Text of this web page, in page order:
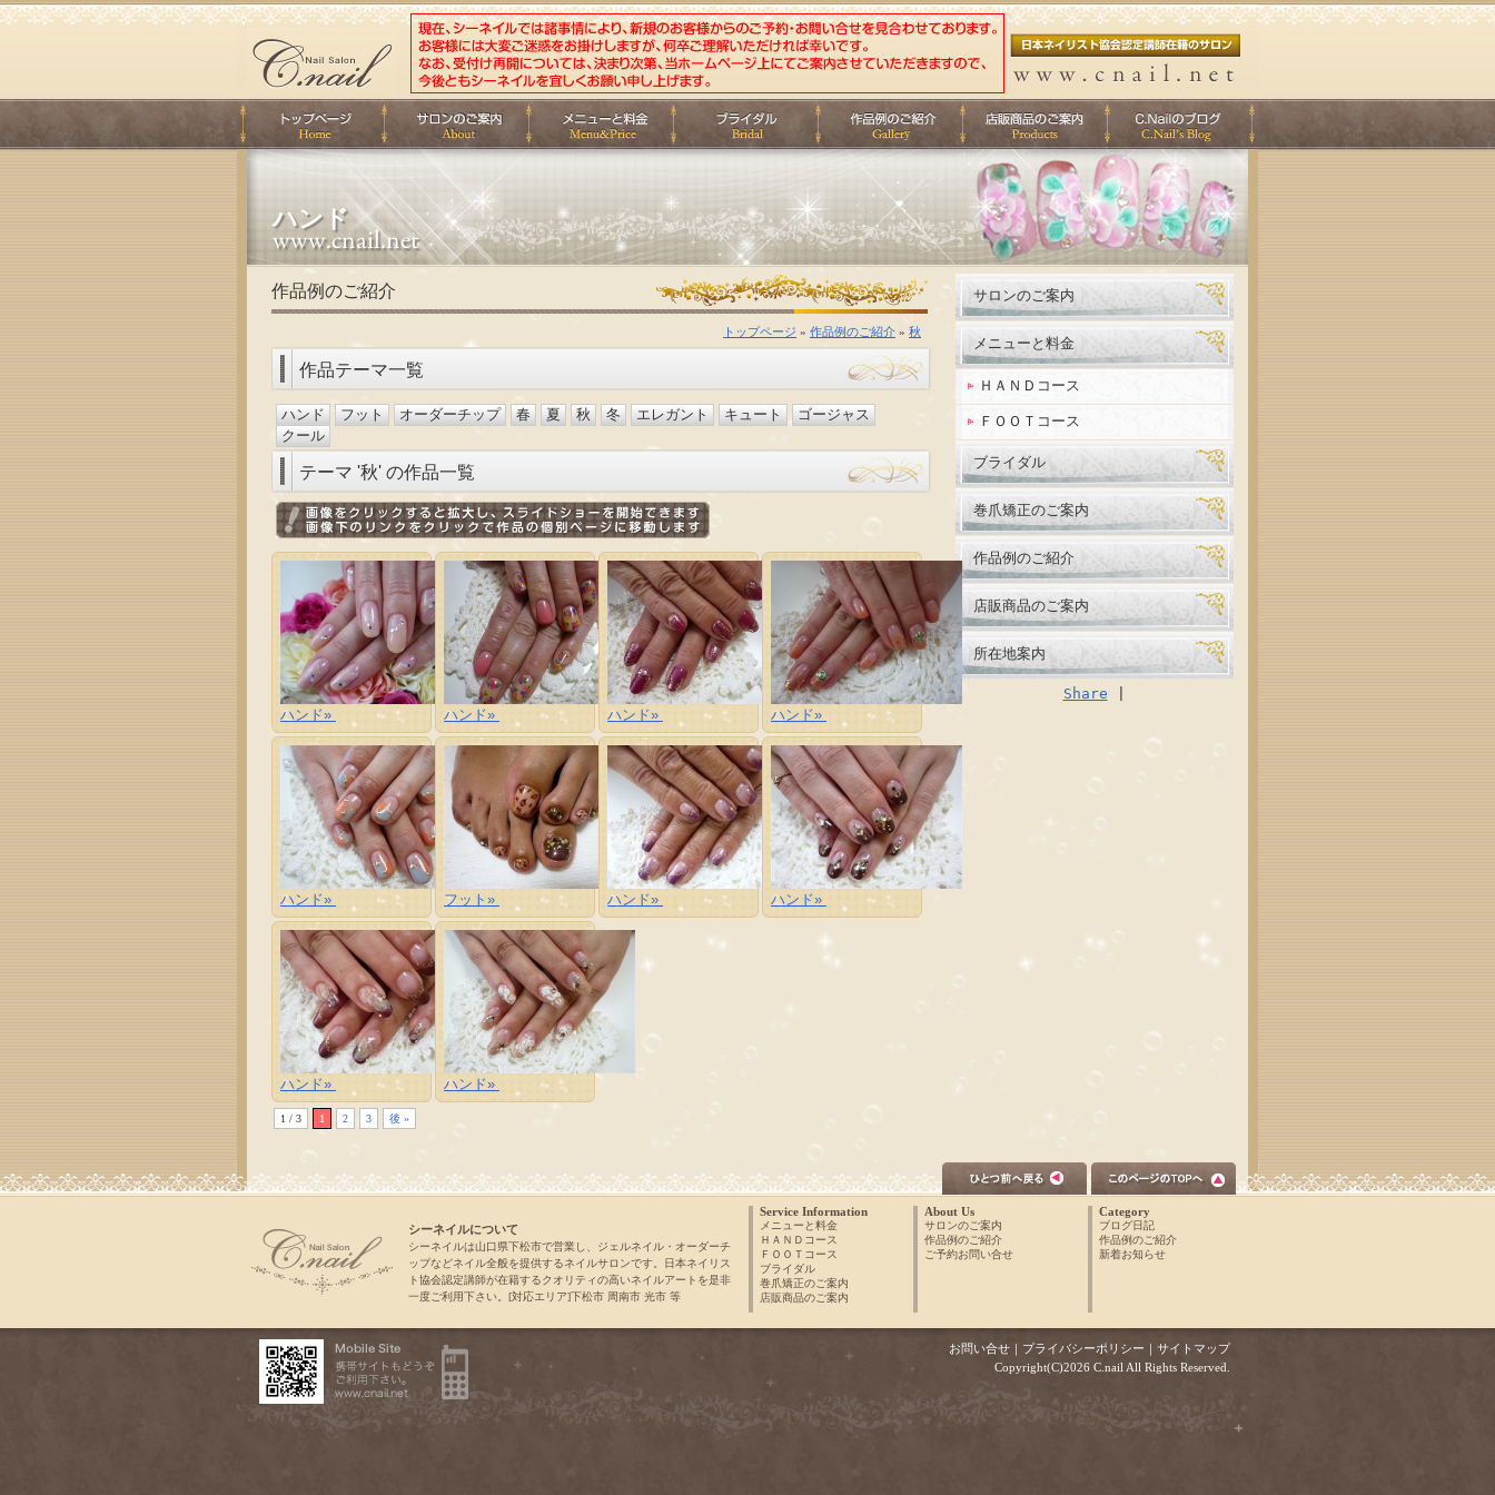
ハンド
サロンのご案内
メニューと料金
ＨＡＮＤコース
ＦＯＯＴコース
ブライダル
巻爪矯正のご案内
作品例のご紹介
店販商品のご案内
所在地案内
Share
作品例のご紹介
トップページ » 作品例のご紹介 » 秋
作品テーマ一覧
ハンド フット オーダーチップ 春 夏 秋 冬 エレガント キュート
ゴージャス
クール
テーマ '秋' の作品一覧
ハンド» ハンド» ハンド» ハンド»
ハンド» フット» ハンド» ハンド»
ハンド» ハンド»
1 / 3 1 2 3 後 »
シーネイルについて
シーネイルは山口県下松市で営業し、ジェルネイル・オーダーチ
ップなどネイル全般を提供するネイルサロンです。日本ネイリス
ト協会認定講師が在籍するクオリティの高いネイルアートを是非
一度ご利用下さい。[対応エリア]下松市 周南市 光市 等
Service Information
メニューと料金
ＨＡＮＤコース
ＦＯＯＴコース
ブライダル
巻爪矯正のご案内
店販商品のご案内
About Us
サロンのご案内
作品例のご紹介
ご予約お問い合せ
Category
ブログ日記
作品例のご紹介
新着お知らせ
お問い合せ ｜ プライバシーポリシー ｜ サイトマップ
Copyright(C)2026 C.nail All Rights Reserved.